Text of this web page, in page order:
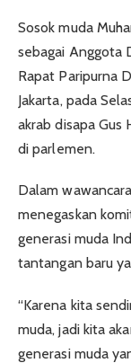
Sosok muda
sebagai Anggota
Rapat Paripurna
Jakarta, pada
akrab disapa Gus
di parlemen.
Dalam
menegaskan
generasi muda
tantangan baru
“Karena kita
muda, jadi kita
generasi muda